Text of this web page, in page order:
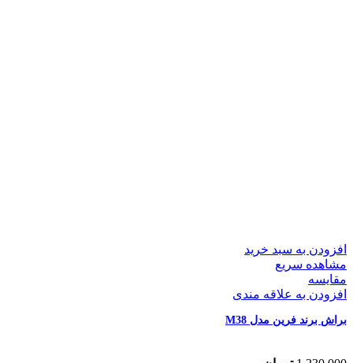
افزودن به سبد خرید
مشاهده سریع
مقایسه
افزودن به علاقه مندی
براش برند فرین مدل M38